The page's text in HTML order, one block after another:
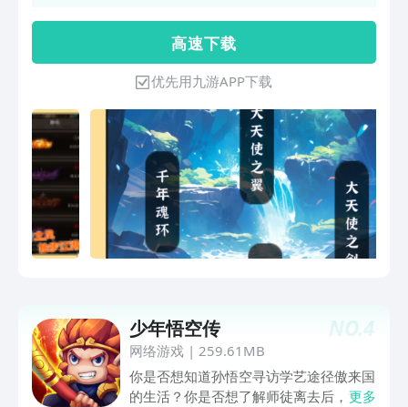
高 速 下 载
优先用九游APP下载
NO.4
少年悟空传
网络游戏| 259.61MB
你是否想知道孙悟空寻访学艺途径傲来国
的生活？你是否想了解师徒离去后，女儿
更多